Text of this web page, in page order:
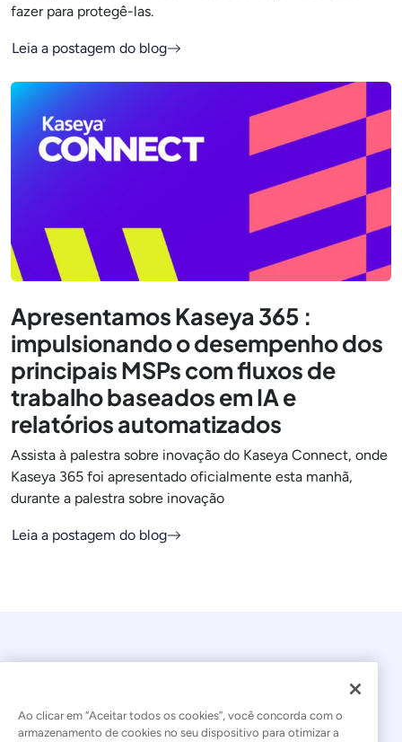
fazer para protegê-las.
Leia a postagem do blog
Apresentamos Kaseya 365 :
impulsionando o desempenho dos
principais MSPs com fluxos de
trabalho baseados em IA e
relatórios automatizados
Assista à palestra sobre inovação do Kaseya Connect, onde
Kaseya 365 foi apresentado oficialmente esta manhã,
durante a palestra sobre inovação
Leia a postagem do blog
Ao clicar em “Aceitar todos os cookies”, você concorda com o
armazenamento de cookies no seu dispositivo para otimizar a